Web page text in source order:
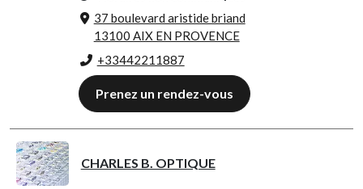
37 boulevard aristide briand
13100 AIX EN PROVENCE
+33442211887
Prenez un rendez-vous
CHARLES B. OPTIQUE